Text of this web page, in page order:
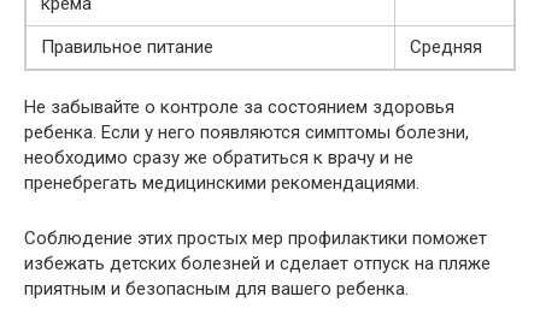
Правильное питание Средняя
Не забывайте о контроле за состоянием здоровья
ребенка. Если у него появляются симптомы болезни,
необходимо сразу же обратиться к врачу и не
пренебрегать медицинскими рекомендациями.
Соблюдение этих простых мер профилактики поможет
избежать детских болезней и сделает отпуск на пляже
приятным и безопасным для вашего ребенка.